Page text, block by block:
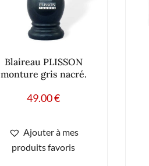
Blaireau PLISSON
monture gris nacré.
49.00€
Ajouter à mes
produits favoris